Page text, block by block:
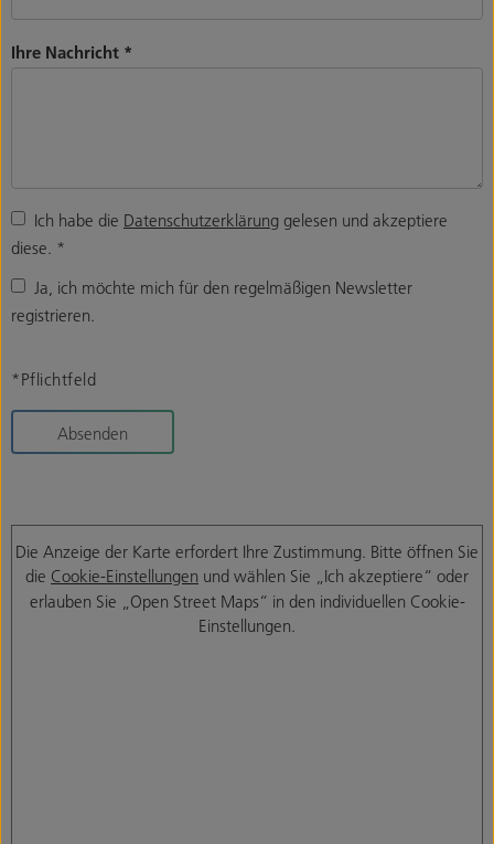
Ihre Nachricht *
Ich habe die Datenschutzerklärung gelesen und akzeptiere
diese. *
Ja, ich möchte mich für den regelmäßigen Newsletter
registrieren.
*Pflichtfeld
Absenden
Die Anzeige der Karte erfordert Ihre Zustimmung. Bitte öffnen Sie
die Cookie-Einstellungen und wählen Sie „Ich akzeptiere“ oder
erlauben Sie „Open Street Maps“ in den individuellen Cookie-
Einstellungen.